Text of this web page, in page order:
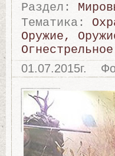
Раздел:
Тематика:
Оружие,
01.07.2015г.